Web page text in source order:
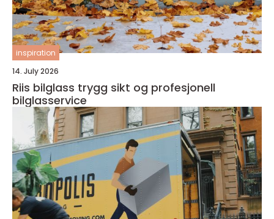
inspiration
14. July 2026
Riis bilglass trygg sikt og profesjonell
bilglasservice